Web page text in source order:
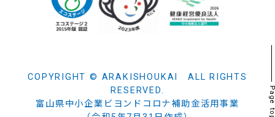
COPYRIGHT © ARAKISHOUKAI ALL RIGHTS
RESERVED.
富山県中小企業ビヨンドコロナ補助金活用事業